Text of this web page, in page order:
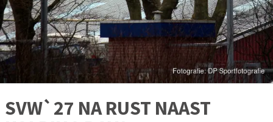
SVW`27 NA RUST NAAST